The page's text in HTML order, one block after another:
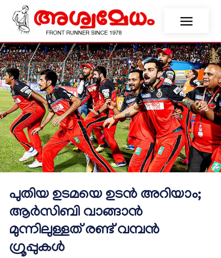
പുതിയ ഉടമയെ ഉടന്‍ അറിയാം;
ആര്‍സിബി വാങ്ങാന്‍
മുന്നിലുള്ളത് രണ്ട് വമ്പന്‍
ഗ്രൂപ്പുകള്‍